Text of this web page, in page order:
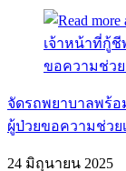
จัดรถพยาบาลพร้อ
ผู้ป่วยขอความช่ว
24 มิถุนายน 2025